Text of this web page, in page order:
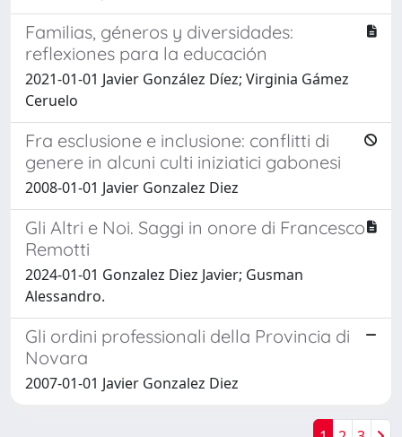
Familias, géneros y diversidades:
reflexiones para la educación
2021-01-01 Javier González Díez; Virginia Gámez
Ceruelo
Fra esclusione e inclusione: conflitti di
genere in alcuni culti iniziatici gabonesi
2008-01-01 Javier Gonzalez Diez
Gli Altri e Noi. Saggi in onore di Francesco
Remotti
2024-01-01 Gonzalez Diez Javier; Gusman
Alessandro.
Gli ordini professionali della Provincia di
Novara
2007-01-01 Javier Gonzalez Diez